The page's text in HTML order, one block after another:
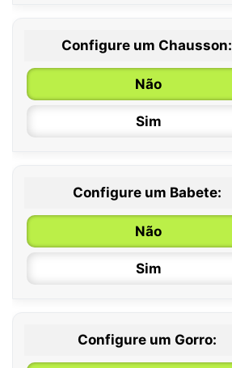
0 / 6 meses
6 / 12 meses
12 / 18 meses
Configure um Chausson:
Não
Sim
Configure um Babete:
Não
Sim
Configure um Gorro: